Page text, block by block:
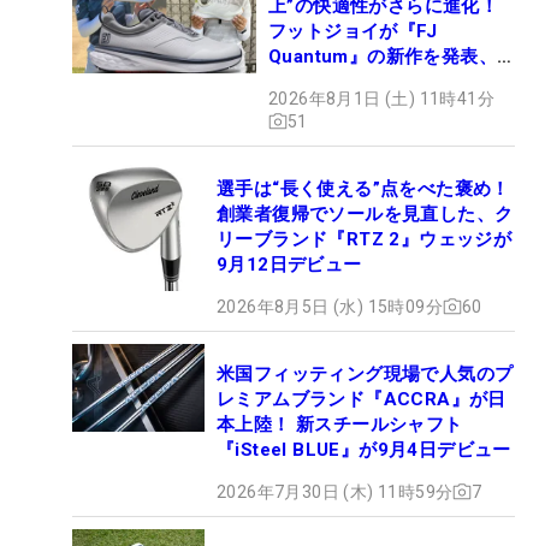
上”の快適性がさらに進化！
フットジョイが『FJ
Quantum』の新作を発表、8
2026年8月1日 (土) 11時41分
51
選手は“長く使える”点をべた褒め！
創業者復帰でソールを見直した、ク
リーブランド『RTZ 2』ウェッジが
9月12日デビュー
2026年8月5日 (水) 15時09分 60
米国フィッティング現場で人気のプ
レミアムブランド『ACCRA』が日
本上陸！ 新スチールシャフト
『iSteel BLUE』が9月4日デビュー
2026年7月30日 (木) 11時59分 7